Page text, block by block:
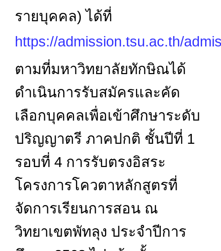
รายบุคคล) ได้ที่
https://admission.tsu.ac.th/
ตามที่มหาวิทยาลัยทักษิณได้
ดำเนินการรับสมัครและคัด
เลือกบุคคลเพื่อเข้าศึกษาระดับ
ปริญญาตรี ภาคปกติ ชั้นปีที่ 1
รอบที่ 4 การรับตรงอิสระ
โครงการโควตาหลักสูตรที่
จัดการเรียนการสอน ณ
วิทยาเขตพัทลุง ประจำปีการ